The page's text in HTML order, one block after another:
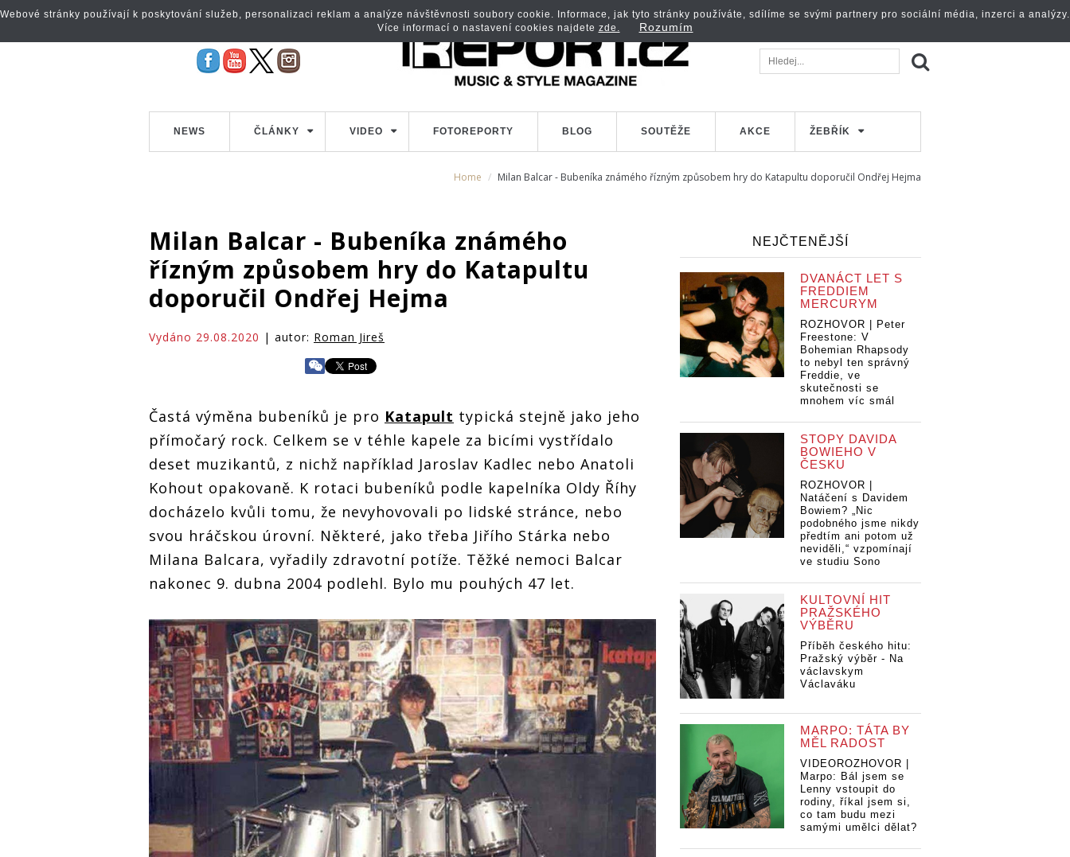
NEWS ČLÁNKY VIDEO FOTOREPORTY BLOG SOUTĚŽE AKCE ŽEBŘÍK
Home Milan Balcar - Bubeníka známého řízným způsobem hry do Katapultu doporučil Ondřej Hejma
Milan Balcar - Bubeníka známého
řízným způsobem hry do Katapultu
doporučil Ondřej Hejma
Vydáno 29.08.2020 | autor: Roman Jireš
Častá výměna bubeníků je pro Katapult typická stejně jako jeho
přímočarý rock. Celkem se v téhle kapele za bicími vystřídalo
deset muzikantů, z nichž například Jaroslav Kadlec nebo Anatoli
Kohout opakovaně. K rotaci bubeníků podle kapelníka Oldy Říhy
docházelo kvůli tomu, že nevyhovovali po lidské stránce, nebo
svou hráčskou úrovní. Některé, jako třeba Jiřího Stárka nebo
Milana Balcara, vyřadily zdravotní potíže. Těžké nemoci Balcar
nakonec 9. dubna 2004 podlehl. Bylo mu pouhých 47 let.
NEJČTENĚJŠÍ
DVANÁCT LET S
FREDDIEM
MERCURYM
ROZHOVOR | Peter
Freestone: V
Bohemian Rhapsody
to nebyl ten správný
Freddie, ve
skutečnosti se
mnohem víc smál
STOPY DAVIDA
BOWIEHO V
ČESKU
ROZHOVOR |
Natáčení s Davidem
Bowiem? „Nic
podobného jsme nikdy
předtím ani potom už
neviděli,“ vzpomínají
ve studiu Sono
KULTOVNÍ HIT
PRAŽSKÉHO
VÝBĚRU
Příběh českého hitu:
Pražský výběr - Na
václavskym
Václaváku
MARPO: TÁTA BY
MĚL RADOST
VIDEOROZHOVOR |
Marpo: Bál jsem se
Lenny vstoupit do
rodiny, říkal jsem si,
co tam budu mezi
samými umělci dělat?
Webové stránky používají k poskytování služeb, personalizaci reklam a analýze návštěvnosti soubory cookie. Informace, jak tyto stránky používáte, sdílíme se svými partnery pro sociální média, inzerci a analýzy.
Více informací o nastavení cookies najdete zde. Rozumím